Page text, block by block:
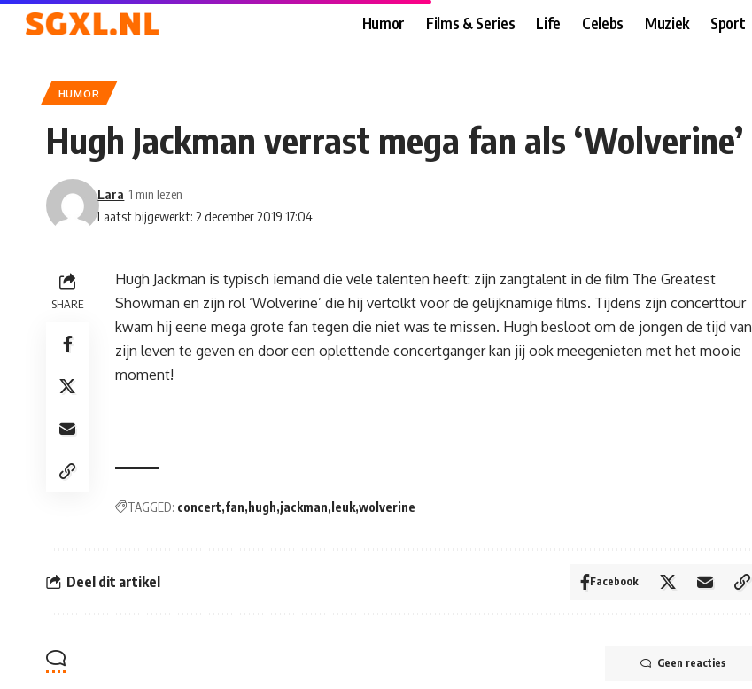
Humor Films & Series Life Celebs Muziek Sport
HUMOR
Hugh Jackman verrast mega fan als ‘Wolverine’
Laatst bijgewerkt: 2 december 2019 17:04
Lara 1 min lezen
SHARE
Hugh Jackman is typisch iemand die vele talenten heeft: zijn zangtalent in de film The Greatest
Showman en zijn rol ‘Wolverine’ die hij vertolkt voor de gelijknamige films. Tijdens zijn concerttour
kwam hij eene mega grote fan tegen die niet was te missen. Hugh besloot om de jongen de tijd van
zijn leven te geven en door een oplettende concertganger kan jij ook meegenieten met het mooie
moment!
TAGGED: concert fan hugh jackman leuk wolverine
Deel dit artikel Facebook
Geen reacties